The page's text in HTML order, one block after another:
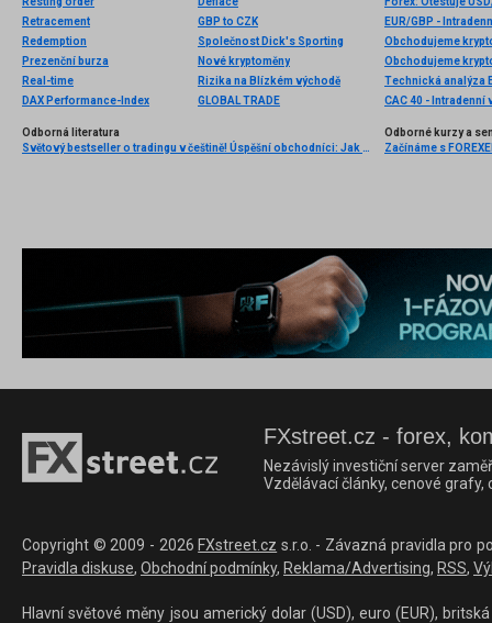
Retracement
Redemption
Prezenční burza
Real-time
DAX Performance-Index
GBP to CZK
Společnost Dick's Sporting
Nové kryptoměny
Rizika na Blízkém východě
GLOBAL TRADE
EUR/GBP -
Technická analýza
CAC 40 - Intradenní
Odborná literatura
Světový bestseller o tradingu v češtině! Úspěšní obchodníci: Jak běžní lidé porážejí Wall Street v jeho vlastní hře
Odborné kurzy a
Začínáme s
FXstreet.cz - forex,
Nezávislý investiční server
Vzdělávací články, cenové
Copyright © 2009 - 2026 FXstreet.cz s.r.o. - Závazná pravidla pro
Pravidla diskuse, Obchodní podmínky, Reklama/Advertising, RSS,
Hlavní světové měny jsou americký dolar (USD), euro (EUR),